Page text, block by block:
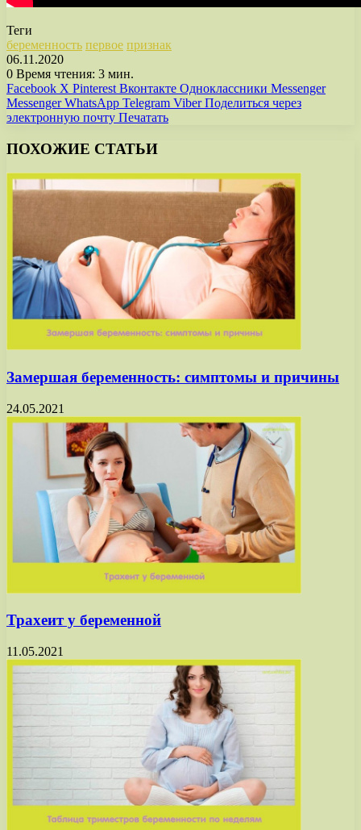
Теги
беременность первое признак
06.11.2020
0 Время чтения: 3 мин.
Facebook X Pinterest Вконтакте Одноклассники Messenger
Messenger WhatsApp Telegram Viber Поделиться через
электронную почту Печатать
ПОХОЖИЕ СТАТЬИ
Замершая беременность: симптомы и причины
24.05.2021
Трахеит у беременной
11.05.2021